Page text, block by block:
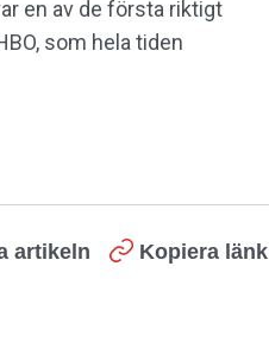
en av de första riktigt
som hela tiden
artikeln Kopiera länk